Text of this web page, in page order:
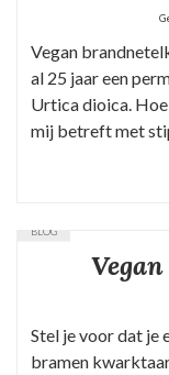
Vegan
al 25 jaar een
Urtica dioica.
mij betreft met
BLOG
Stel je voor dat je
bramen